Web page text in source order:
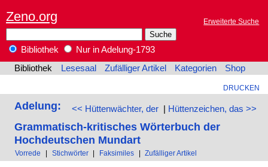
Zeno.org Erweiterte Suche
Bibliothek
Nur in Adelung-1793
Bibliothek
Lesesaal Zufälliger Artikel Kategorien Shop
DRUCKEN
<< Hüttenwächter, der| Hüttenzeichen, das >>
Adelung:
Grammatisch-kritisches Wörterbuch der
Hochdeutschen Mundart
Vorrede | Stichwörter | Faksimiles | Zufälliger Artikel